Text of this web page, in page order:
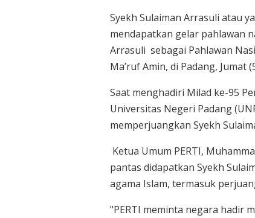
Syekh Sulaiman Arrasuli atau
mendapatkan gelar pahlawan
Arrasuli sebagai Pahlawan
Ma’ruf Amin, di Padang, Jumat
Saat menghadiri Milad ke-95
Universitas Negeri Padang
memperjuangkan Syekh
Ketua Umum PERTI,
pantas didapatkan Syekh
agama Islam, termasuk
"PERTI meminta negara hadir